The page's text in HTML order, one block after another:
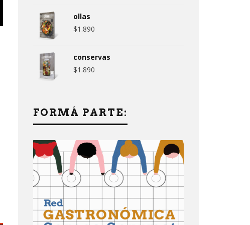
ollas
$1.890
conservas
$1.890
FORMÁ PARTE: